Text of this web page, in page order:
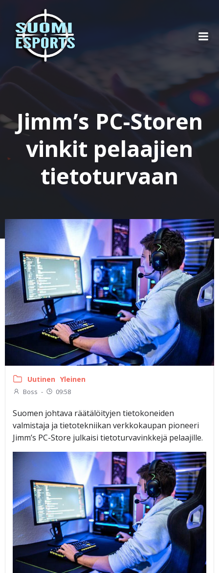
Jimm’s PC-Storen
vinkit pelaajien
tietoturvaan
Uutinen Yleinen
Boss - 09:58
Suomen johtava räätälöityjen tietokoneiden
valmistaja ja tietotekniikan verkkokaupan pioneeri
Jimm’s PC-Store julkaisi tietoturvavinkkejä pelaajille.